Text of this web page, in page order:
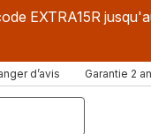
EXTRA15R
d’avis Garantie 2